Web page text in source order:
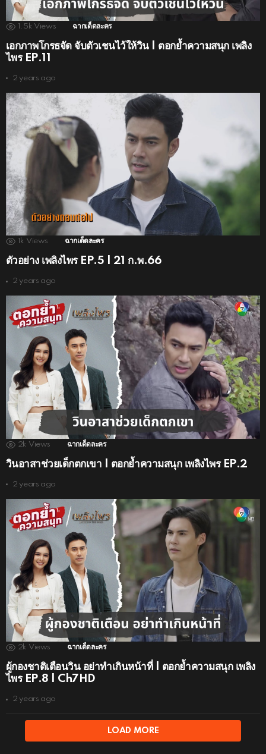
1.5k Views ฉากเด็ดละคร
เอกภาพโกรธจัด จับตัวเชนไว้ให้วิน | ตอกย้ำความสนุก เพลิง
ไพร EP.11
2 years ago
1k Views ฉากเด็ดละคร
ตัวอย่าง เพลิงไพร EP.5 | 21 ก.พ.66
2 years ago
2k Views ฉากเด็ดละคร
วินอาสาช่วยเด็กตกเขา | ตอกย้ำความสนุก เพลิงไพร EP.2
2 years ago
2k Views ฉากเด็ดละคร
ผู้กองชาติเตือนวิน อย่าทำเกินหน้าที่ | ตอกย้ำความสนุก เพลิง
ไพร EP.8 | Ch7HD
2 years ago
LOAD MORE